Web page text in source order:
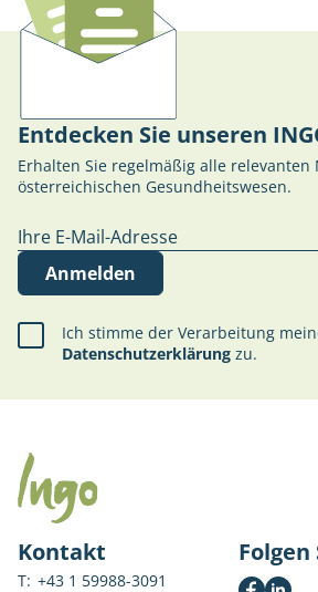
Entdecken Sie unseren
Erhalten Sie regelmäßig alle
österreichischen Gesundheitswesen.
Anmelden
Ich stimme der Verarbeitung
Datenschutzerklärung zu.
Kontakt
T: +43 1 59988-3091
Folgen